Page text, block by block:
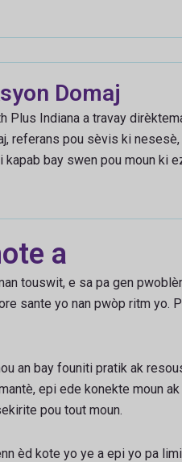
Domaj
Plus Indiana a travay
referans pou sèvis ki
kapab bay swen pou moun ki
a
touswit, e sa pa gen
sante yo nan pwòp ritm
an bay founiti pratik ak
epi ede konekte moun
pou tout moun.
èd kote yo ye a epi yo pa